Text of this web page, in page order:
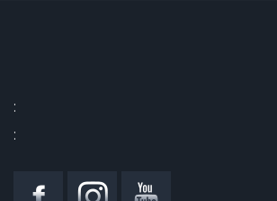
:
: